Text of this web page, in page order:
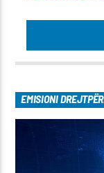
EMISIONI